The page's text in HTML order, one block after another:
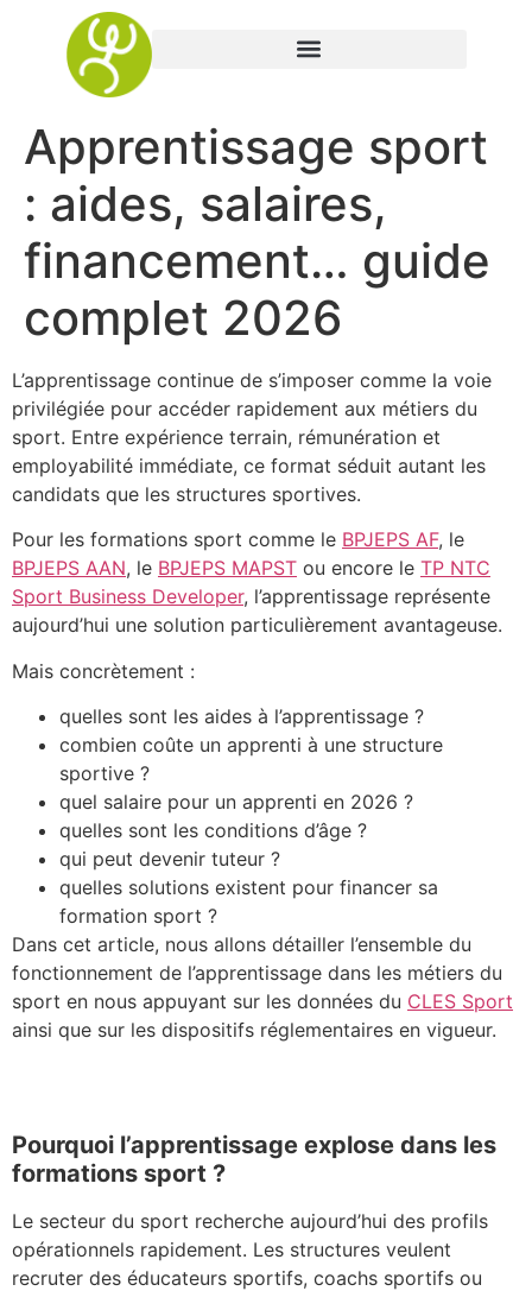
Apprentissage sport
: aides, salaires,
financement… guide
complet 2026
L’apprentissage continue de s’imposer comme la voie
privilégiée pour accéder rapidement aux métiers du
sport. Entre expérience terrain, rémunération et
employabilité immédiate, ce format séduit autant les
candidats que les structures sportives.
Pour les formations sport comme le BPJEPS AF, le
BPJEPS AAN, le BPJEPS MAPST ou encore le TP NTC
Sport Business Developer, l’apprentissage représente
aujourd’hui une solution particulièrement avantageuse.
Mais concrètement :
quelles sont les aides à l’apprentissage ?
combien coûte un apprenti à une structure
sportive ?
quel salaire pour un apprenti en 2026 ?
quelles sont les conditions d’âge ?
qui peut devenir tuteur ?
quelles solutions existent pour financer sa
formation sport ?
Dans cet article, nous allons détailler l’ensemble du
fonctionnement de l’apprentissage dans les métiers du
sport en nous appuyant sur les données du CLES Sport
ainsi que sur les dispositifs réglementaires en vigueur.
Pourquoi l’apprentissage explose dans les
formations sport ?
Le secteur du sport recherche aujourd’hui des profils
opérationnels rapidement. Les structures veulent
recruter des éducateurs sportifs, coachs sportifs ou